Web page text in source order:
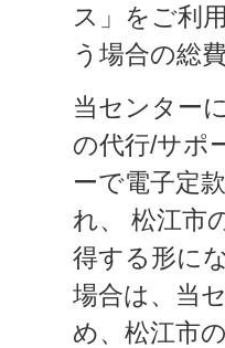
ス」をご利
う場合の総
当センター
の代行/サポ
ーで電子定
れ、 松江市
得する形に
場合は、当
め、松江市